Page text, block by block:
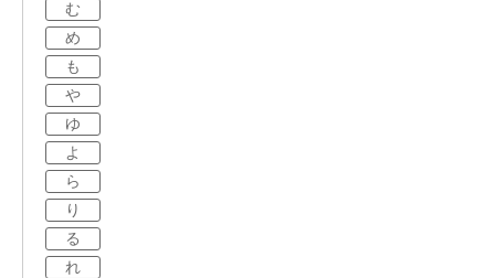
む
め
も
や
ゆ
よ
ら
り
る
れ